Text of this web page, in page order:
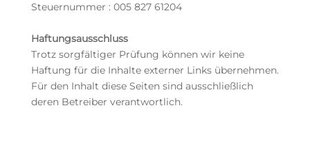
Steuernummer : 005 827 61204
Haftungsausschluss
Trotz sorgfältiger Prüfung können wir keine
Haftung für die Inhalte externer Links übernehmen.
Für den Inhalt diese Seiten sind ausschließlich
deren Betreiber verantwortlich.